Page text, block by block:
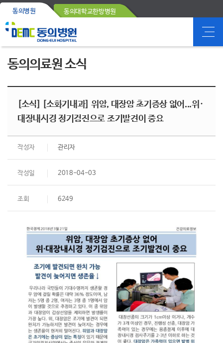
동의병원 동의대학교한방병원
동의의료원 소식
[소식] [소화기내과] 위암, 대장암 초기증상 없어...위·
대장내시경 정기검진으로 조기발견이 중요
작성자 관리자
작성일 2018-04-03
조회 6249